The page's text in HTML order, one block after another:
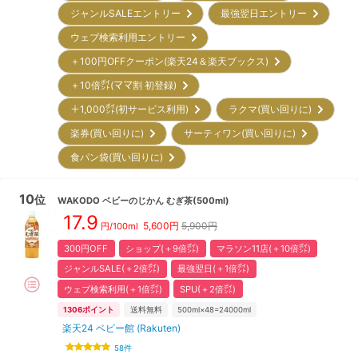
ジャンルSALEエントリー
最強翌日エントリー
ウェブ検索利用エントリー
＋100円OFFクーポン(楽天24＆楽天ブックス)
＋10倍㌽(ママ割 初登録)
＋1,000㌽(初サービス利用)
ラクマ(買い回りに)
楽券(買い回りに)
サーティワン(買い回りに)
食パン袋(買い回りに)
10位 WAKODO ベビーのじかん むぎ茶(500ml)
17.9 円/100ml 5,600円 5,900円
300円OFF ショップ(＋9倍㌽)
マラソン11店(＋10倍㌽)
ジャンルSALE(＋2倍㌽)
最強翌日(＋1倍㌽)
ウェブ検索利用(＋1倍㌽)
SPU(＋2倍㌽)
1306ポイント 送料無料 500ml×48=24000ml
楽天24 ベビー館 (Rakuten)
58件